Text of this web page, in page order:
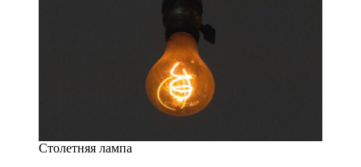
Столетняя лампа